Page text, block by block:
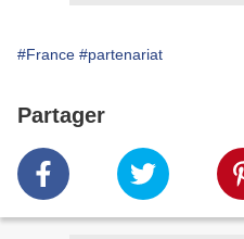
#France #partenariat
Partager